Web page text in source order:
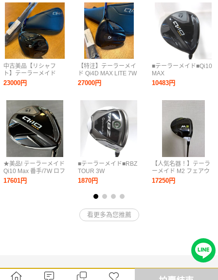
中古美品【リシャフ
ト】テーラーメイド
Qi4D MAX LITE 3W
SPEEDER NX VIOLET
23000円
★美品! テーラーメイド
Qi10 Max 番手/7W ロフ
ト/22° フレックス/SR
シャフト/純正カーボン
17601円
【特注】テーラーメイ
ド Qi4D MAX LITE 7W
21° SPEEDER NX
VIOLET 50R 新品グリ
27000円
■テーラーメイド■RBZ
TOUR 3W
USA■3W■S■RBZ
MATRIX XCON-7■中古
■1円～
1870円
■テーラーメイド■Qi10
MAX
5W■5W■S■Diamana
BLUE TM50(Qi10 FW)■
10483円
【人気名器！】テーラ
ーメイド M2 フェアウ
ェイウッド 3W 2017 純
正シャフト フレックス
17250円
看更多為您推薦